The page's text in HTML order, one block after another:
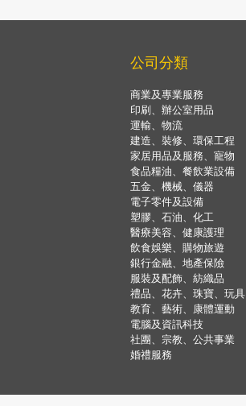
公司分類
商業及專業服務
印刷、辦公室用品
運輸、物流
建造、裝修、環保工程
家居用品及服務、寵物
食品糧油、餐飲業設備
五金、機械、儀器
電子零件及設備
塑膠、石油、化工
醫療美容、健康護理
飲食娛樂、購物旅遊
銀行金融、地產保險
服裝及配飾、紡織品
禮品、花卉、珠寶、玩具
教育、藝術、康體運動
電腦及資訊科技
社團、宗教、公共事業
婚禮服務